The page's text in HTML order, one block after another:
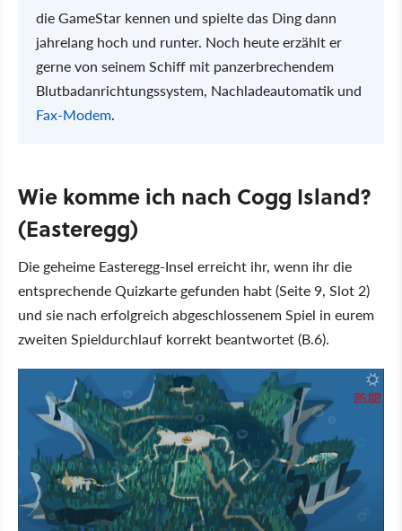
die GameStar kennen und spielte das Ding dann
jahrelang hoch und runter. Noch heute erzählt er
gerne von seinem Schiff mit panzerbrechendem
Blutbadanrichtungssystem, Nachladeautomatik und
Fax-Modem.
Wie komme ich nach Cogg Island?
(Easteregg)
Die geheime Easteregg-Insel erreicht ihr, wenn ihr die
entsprechende Quizkarte gefunden habt (Seite 9, Slot 2)
und sie nach erfolgreich abgeschlossenem Spiel in eurem
zweiten Spieldurchlauf korrekt beantwortet (B.6).